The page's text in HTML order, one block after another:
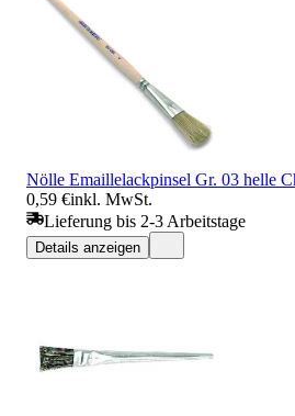
Nölle Emaillelackpinsel Gr. 03 helle
0,59 €inkl. MwSt.
Lieferung bis 2-3 Arbeitstage
Details anzeigen